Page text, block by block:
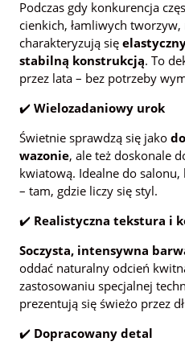
Podczas gdy konkurencja
cienkich, łamliwych
charakteryzują się
stabilną konstrukcją. To
przez lata – bez potrzeby
✔️ Wielozadaniowy urok
Świetnie sprawdzą się jako
wazonie, ale też doskonale
kwiatową. Idealne do
– tam, gdzie liczy się styl.
✔️ Realistyczna tekstura i
Soczysta, intensywna
oddać naturalny odcień
zastosowaniu specjalnej
prezentują się świeżo przez
✔️ Dopracowany detal